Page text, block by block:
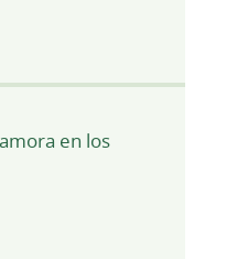
en los